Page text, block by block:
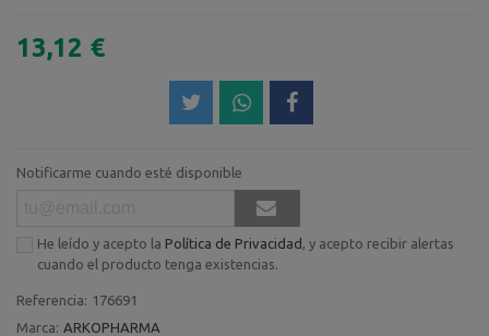
13,12 €
Notificarme cuando esté disponible
He leído y acepto la Política de Privacidad , y acepto recibir alertas
cuando el producto tenga existencias.
Referencia: 176691
Marca: ARKOPHARMA